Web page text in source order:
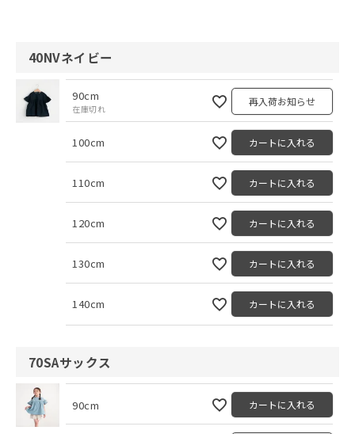
40NVネイビー
90cm
在庫切れ
再入荷お知らせ
100cm カートに入れる
110cm カートに入れる
120cm カートに入れる
130cm カートに入れる
140cm カートに入れる
70SAサックス
90cm カートに入れる